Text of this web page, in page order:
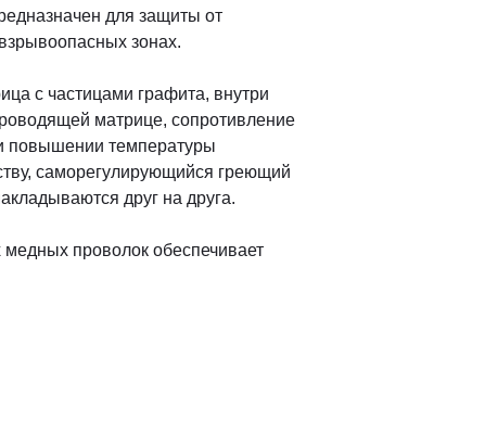
для защиты от
зонах.
с частицами графита, внутри
матрице, сопротивление
повышении температуры
саморегулирующийся греющий
друг на друга.
медных проволок обеспечивает